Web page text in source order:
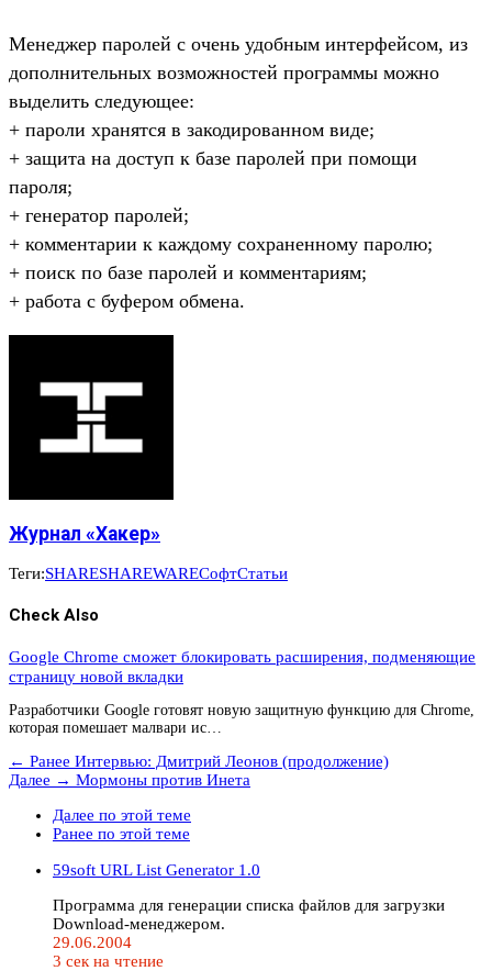
Менеджер паролей с очень удобным интерфейсом, из
дополнительных возможностей программы можно
выделить следующее:
+ пароли хранятся в закодированном виде;
+ защита на доступ к базе паролей при помощи
пароля;
+ генератор паролей;
+ комментарии к каждому сохраненному паролю;
+ поиск по базе паролей и комментариям;
+ работа с буфером обмена.
Журнал «Хакер»
Теги:SHARESHAREWAREСофтСтатьи
Check Also
Google Chrome сможет блокировать расширения, подменяющие
страницу новой вкладки
Разработчики Google готовят новую защитную функцию для Chrome,
которая помешает малвари ис…
← Ранее Интервью: Дмитрий Леонов (продолжение)
Далее → Мормоны против Инета
Далее по этой теме
Ранее по этой теме
59soft URL List Generator 1.0
Программа для генерации списка файлов для загрузки
Download-менеджером.
29.06.2004
3 сек на чтение